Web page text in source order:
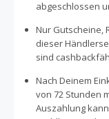
abgeschlossen
Nur Gutscheine,
dieser
sind
Nach Deinem
von 72 Stunden
Auszahlung